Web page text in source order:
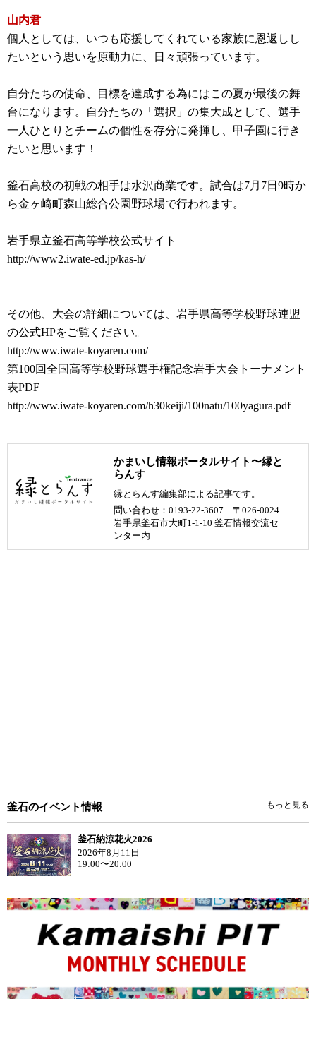
山内君
個人としては、いつも応援してくれている家族に恩返しし
たいという思いを原動力に、日々頑張っています。
自分たちの使命、目標を達成する為にはこの夏が最後の舞
台になります。自分たちの「選択」の集大成として、選手
一人ひとりとチームの個性を存分に発揮し、甲子園に行き
たいと思います！
釜石高校の初戦の相手は水沢商業です。試合は7月7日9時か
ら金ヶ崎町森山総合公園野球場で行われます。
岩手県立釜石高等学校公式サイト
http://www2.iwate-ed.jp/kas-h/
その他、大会の詳細については、岩手県高等学校野球連盟
の公式HPをご覧ください。
http://www.iwate-koyaren.com/
第100回全国高等学校野球選手権記念岩手大会トーナメント
表PDF
http://www.iwate-koyaren.com/h30keiji/100natu/100yagura.pdf
かまいし情報ポータルサイト〜縁と
らんす
縁とらんす編集部による記事です。
問い合わせ：0193-22-3607 〒026-0024
岩手県釜石市大町1-1-10 釜石情報交流セ
ンター内
釜石のイベント情報 もっと見る
釜石納涼花火2026
2026年8月11日
19:00〜20:00